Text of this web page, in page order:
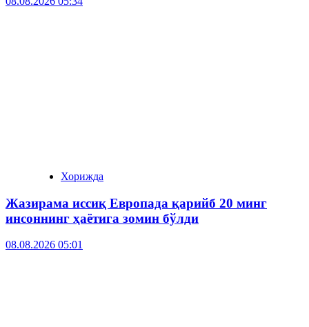
Хорижда
Жазирама иссиқ Европада қарийб 20 минг
инсоннинг ҳаётига зомин бўлди
08.08.2026 05:01